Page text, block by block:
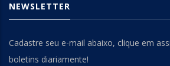
NEWSLETTER
Cadastre seu e-mail abaixo, clique em
boletins diariamente!